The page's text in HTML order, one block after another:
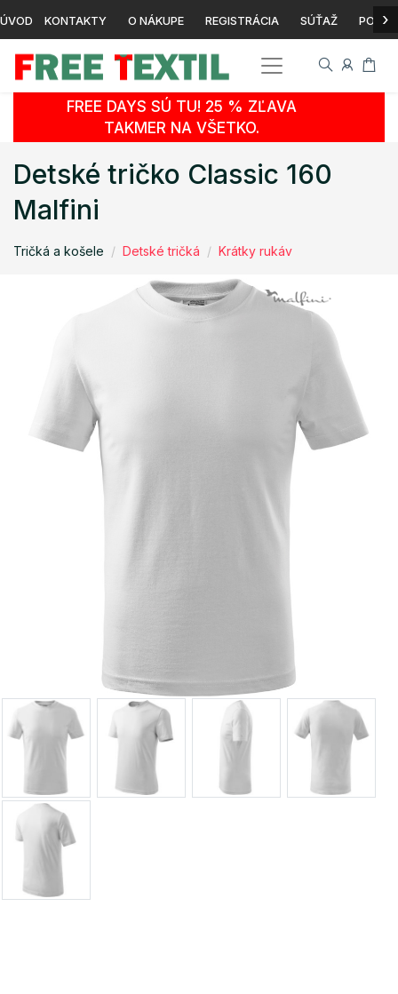
ÚVOD KONTAKTY O NÁKUPE REGISTRÁCIA SÚŤAŽ ›
FREE DAYS SÚ TU! 25 % ZĽAVA
TAKMER NA VŠETKO.
Detské tričko Classic 160
Malfini
Tričká a košele Detské tričká Krátky rukáv